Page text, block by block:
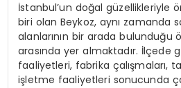
İstanbul’un doğal güzellikleriyle
biri olan Beykoz, aynı zamanda
alanlarının bir arada bulunduğu
arasında yer almaktadır. İlçede
faaliyetleri, fabrika çalışmaları,
işletme faaliyetleri sonucunda